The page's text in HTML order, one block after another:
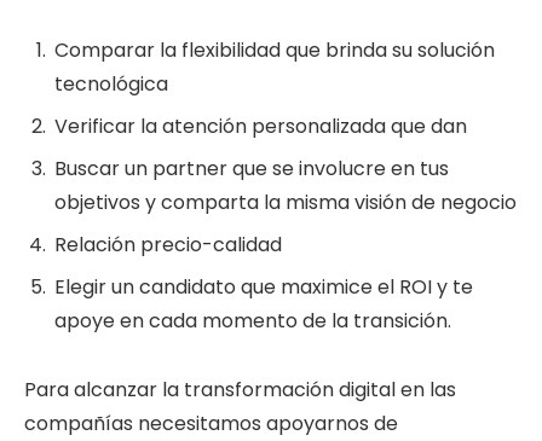
Comparar la flexibilidad que brinda su solución
tecnológica
Verificar la atención personalizada que dan
Buscar un partner que se involucre en tus
objetivos y comparta la misma visión de negocio
Relación precio-calidad
Elegir un candidato que maximice el ROI y te
apoye en cada momento de la transición.
Para alcanzar la transformación digital en las
compañías necesitamos apoyarnos de